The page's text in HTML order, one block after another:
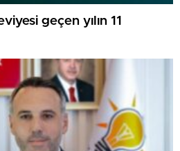
geçen yılın 11